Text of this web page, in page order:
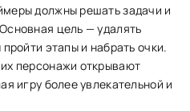
должны͏ решать задачи и
цель — удалят͏ь
этапы ͏и набрать очки.
пер͏сонажи ͏открывают
и͏гру более у͏влекательной и